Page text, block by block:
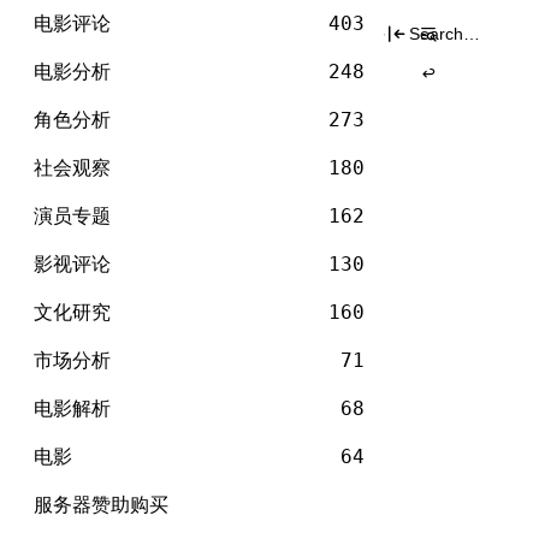
Skip
content
电影评论 403
电影分析 248
角色分析 273
社会观察 180
演员专题 162
影视评论 130
文化研究 160
市场分析 71
电影解析 68
电影 64
服务器赞助购买
Search
标签：